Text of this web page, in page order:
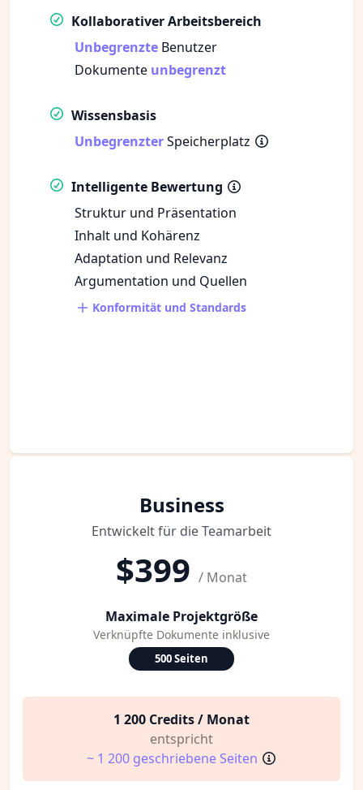
Kollaborativer Arbeitsbereich
Unbegrenzte Benutzer
Dokumente unbegrenzt
Wissensbasis
UnbegrenzterSpeicherplatz
Intelligente Bewertung
Struktur und Präsentation
Inhalt und Kohärenz
Adaptation und Relevanz
Argumentation und Quellen
Konformität und Standards
Business
Entwickelt für die Teamarbeit
$399 / Monat
Maximale Projektgröße
Verknüpfte Dokumente inklusive
500 Seiten
1 200 Credits / Monat
entspricht
~ 1 200 geschriebene Seiten